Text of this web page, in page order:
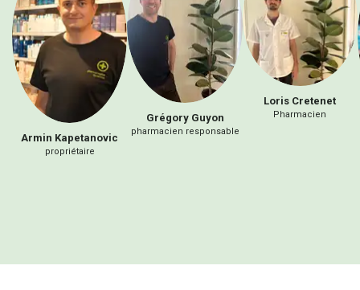
Armin Kapetanovic
propriétaire
Grégory Guyon
pharmacien responsable
Loris Cretenet
Pharmacien